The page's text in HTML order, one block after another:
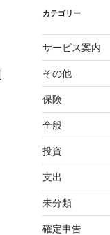
カテゴリー
サービス案内
その他
保険
全般
投資
支出
未分類
確定申告